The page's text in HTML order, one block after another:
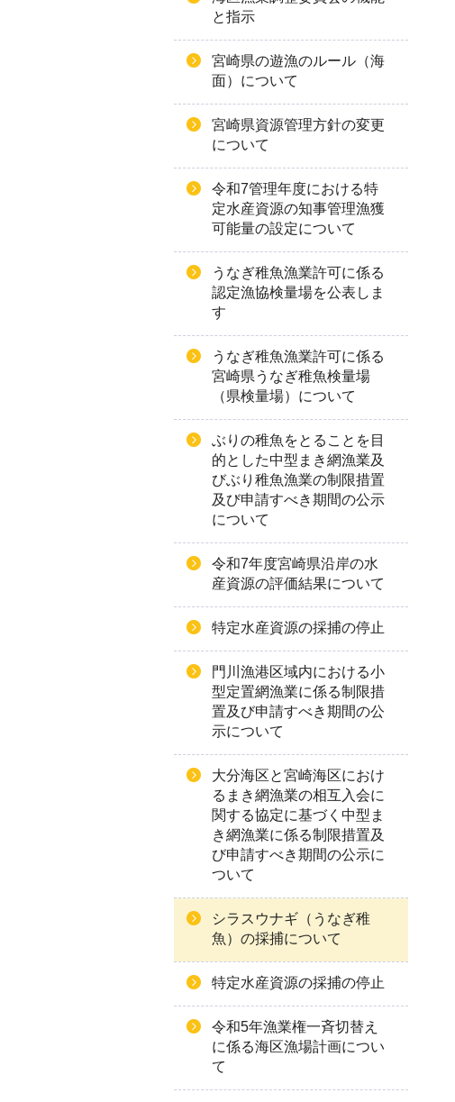
と指示
宮崎県の遊漁のルール（海
面）について
宮崎県資源管理方針の変更
について
令和7管理年度における特
定水産資源の知事管理漁獲
可能量の設定について
うなぎ稚魚漁業許可に係る
認定漁協検量場を公表しま
す
うなぎ稚魚漁業許可に係る
宮崎県うなぎ稚魚検量場
（県検量場）について
ぶりの稚魚をとることを目
的とした中型まき網漁業及
びぶり稚魚漁業の制限措置
及び申請すべき期間の公示
について
令和7年度宮崎県沿岸の水
産資源の評価結果について
特定水産資源の採捕の停止
門川漁港区域内における小
型定置網漁業に係る制限措
置及び申請すべき期間の公
示について
大分海区と宮崎海区におけ
るまき網漁業の相互入会に
関する協定に基づく中型ま
き網漁業に係る制限措置及
び申請すべき期間の公示に
ついて
シラスウナギ（うなぎ稚
魚）の採捕について
特定水産資源の採捕の停止
令和5年漁業権一斉切替え
に係る海区漁場計画につい
て